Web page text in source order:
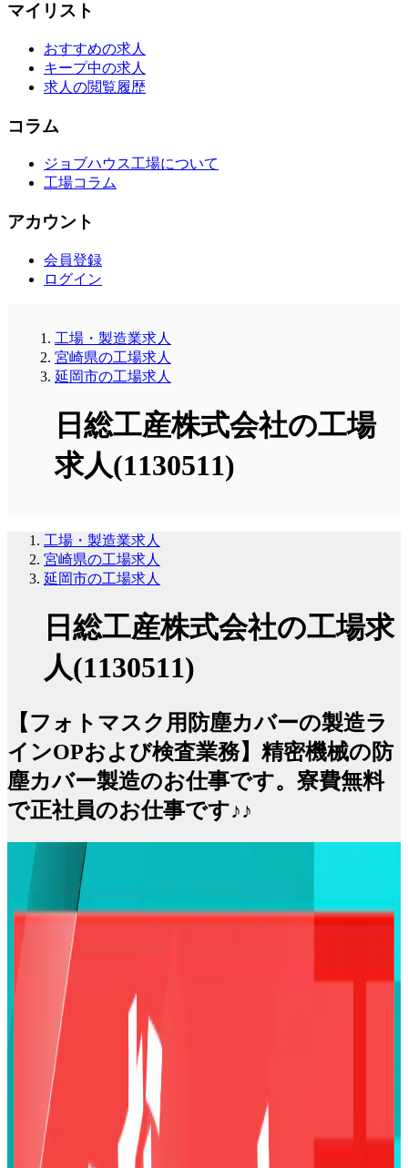
マイリスト
おすすめの求人
キープ中の求人
求人の閲覧履歴
コラム
ジョブハウス工場について
工場コラム
アカウント
会員登録
ログイン
工場・製造業求人
宮崎県の工場求人
延岡市の工場求人
日総工産株式会社の工場
求人(1130511)
工場・製造業求人
宮崎県の工場求人
延岡市の工場求人
日総工産株式会社の工場求
人(1130511)
【フォトマスク用防塵カバーの製造ラ
インOPおよび検査業務】精密機械の防
塵カバー製造のお仕事です。寮費無料
で正社員のお仕事です♪♪